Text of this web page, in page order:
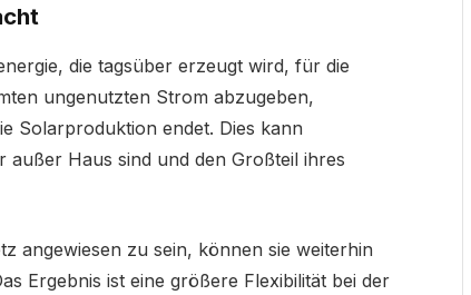
die tagsüber erzeugt wird, für die
ungenutzten Strom abzugeben,
Solarproduktion endet. Dies kann
außer Haus sind und den Großteil ihres
angewiesen zu sein, können sie weiterhin
Ergebnis ist eine größere Flexibilität bei der